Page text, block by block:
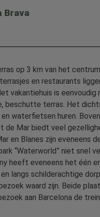
Brava
op 3 km van het
en restaurants
vakantiehuis is
beschutte terras. Het
waterfietsen huren.
Mar biedt veel
en Blanes zijn eveneens
“Waterworld” niet snel
heeft eveneens het één
langs schilderachtige
waard zijn. Beide
aan Barcelona de